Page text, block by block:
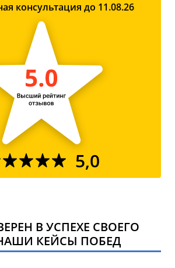
консультация до 11.08.26
5,0
В УСПЕХЕ СВОЕГО
КЕЙСЫ ПОБЕД